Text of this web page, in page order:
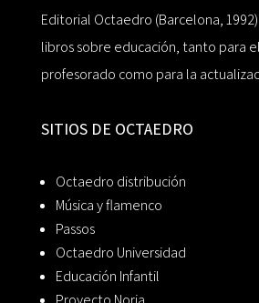
Editorial Octaedro (Barcelona,
libros sobre educación, tanto para
profesorado como para la
SITIOS DE OCTAEDRO
Octaedro distribución
Música y flamenco
Passos
Octaedro Universidad
Educación Infantil